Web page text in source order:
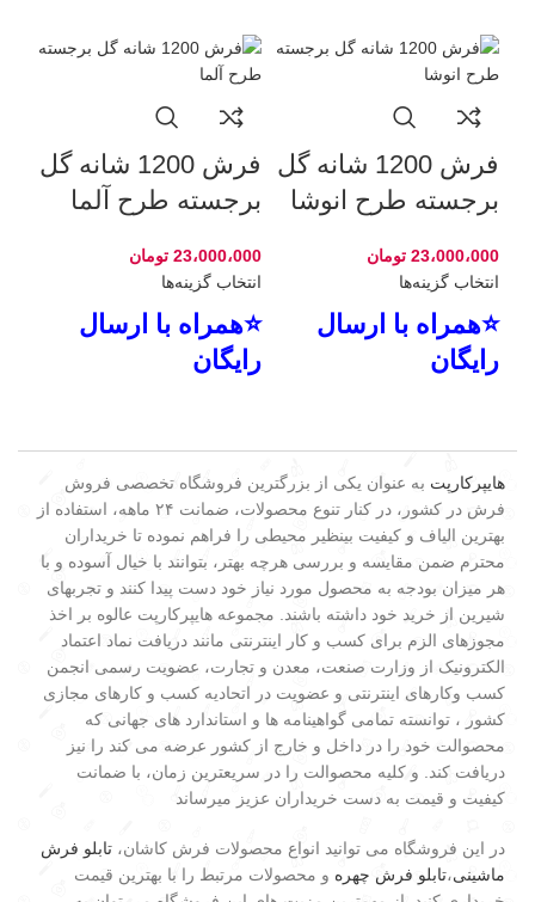
فرش 1200 شانه گل
برجسته طرح انوشا
23،000،000 تومان
انتخاب گزینه‌ها
⭐همراه با ارسال
رایگان
فرش 1200 شانه گل
برجسته طرح آلما
23،000،000 تومان
انتخاب گزینه‌ها
⭐همراه با ارسال
رایگان
هایپرکارپت به عنوان یکی از بزرگترین فروشگاه تخصصی فروش
فرش در کشور، در کنار تنوع محصولات، ضمانت ۲۴ ماهه، استفاده از
بهترین الیاف و کیفیت بینظیر محیطی را فراهم نموده تا خریداران
محترم ضمن مقایسه و بررسی هرچه بهتر، بتوانند با خیال آسوده و با
هر میزان بودجه به محصول مورد نیاز خود دست پیدا کنند و تجربهای
شیرین از خرید خود داشته باشند. مجموعه هایپرکارپت عالوه بر اخذ
مجوزهای الزم برای کسب و کار اینترنتی مانند دریافت نماد اعتماد
الکترونیک از وزارت صنعت، معدن و تجارت، عضویت رسمی انجمن
کسب وکارهای اینترنتی و عضویت در اتحادیه کسب و کارهای مجازی
کشور ، توانسته تمامی گواهینامه ها و استاندارد های جهانی که
محصوالت خود را در داخل و خارج از کشور عرضه می کند را نیز
دریافت کند. و کلیه محصوالت را در سریعترین زمان، با ضمانت
کیفیت و قیمت به دست خریداران عزیز میرساند
در این فروشگاه می توانید انواع محصولات فرش کاشان، تابلو فرش
ماشینی،تابلو فرش چهره و محصولات مرتبط را با بهترین قیمت